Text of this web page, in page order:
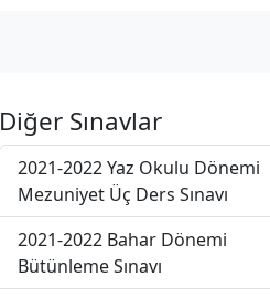
Diğer Sınavlar
2021-2022 Yaz Okulu Dönemi
Mezuniyet Üç Ders Sınavı
2021-2022 Bahar Dönemi
Bütünleme Sınavı